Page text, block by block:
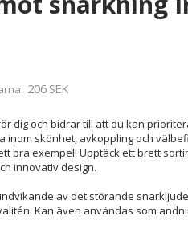
206 SEK
dig och bidrar till att du kan
inom skönhet, avkoppling och
bra exempel! Upptäck ett brett
innovativ design.
av det störande
Kan även användas som